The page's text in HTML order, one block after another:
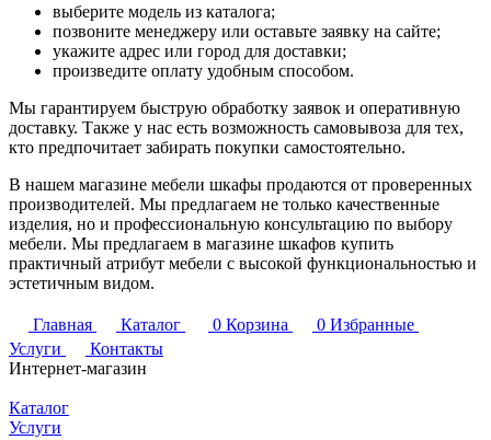
выберите модель из каталога;
позвоните менеджеру или оставьте заявку на сайте;
укажите адрес или город для доставки;
произведите оплату удобным способом.
Мы гарантируем быструю обработку заявок и оперативную
доставку. Также у нас есть возможность самовывоза для тех,
кто предпочитает забирать покупки самостоятельно.
В нашем магазине мебели шкафы продаются от проверенных
производителей. Мы предлагаем не только качественные
изделия, но и профессиональную консультацию по выбору
мебели. Мы предлагаем в магазине шкафов купить
практичный атрибут мебели с высокой функциональностью и
эстетичным видом.
Главная Каталог 0 Корзина 0 Избранные
Услуги
Контакты
Интернет-магазин
Каталог
Услуги